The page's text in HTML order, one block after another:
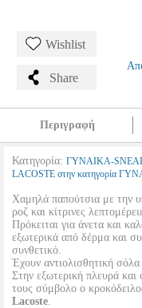
Wishlist
Share
Περιγραφή
Κατηγορία: ΓΥΝΑΙΚΑ-
LACOSTE στην κατηγορία
Χαμηλά παπούτσια με την
ροζ και κίτρινες
Πρόκειται για άνετα και
εξωτερικά από δέρμα και
συνθετικό.
Έχουν αντιολισθητική
Στην εξωτερική πλευρά και
τους σύμβολο ο
Lacoste.